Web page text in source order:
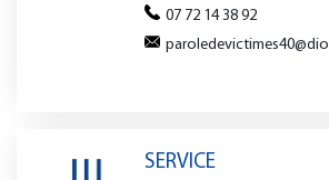
07 72 14 38 92
SERVICE